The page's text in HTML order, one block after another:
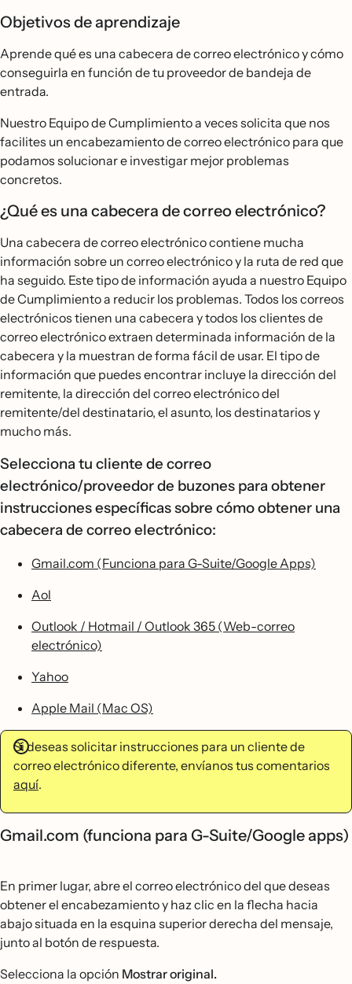
Objetivos de aprendizaje
Aprende qué es una cabecera de correo electrónico y cómo
conseguirla en función de tu proveedor de bandeja de
entrada.
Nuestro Equipo de Cumplimiento a veces solicita que nos
facilites un encabezamiento de correo electrónico para que
podamos solucionar e investigar mejor problemas
concretos.
¿Qué es una cabecera de correo electrónico?
Una cabecera de correo electrónico contiene mucha
información sobre un correo electrónico y la ruta de red que
ha seguido. Este tipo de información ayuda a nuestro Equipo
de Cumplimiento a reducir los problemas. Todos los correos
electrónicos tienen una cabecera y todos los clientes de
correo electrónico extraen determinada información de la
cabecera y la muestran de forma fácil de usar. El tipo de
información que puedes encontrar incluye la dirección del
remitente, la dirección del correo electrónico del
remitente/del destinatario, el asunto, los destinatarios y
mucho más.
Selecciona tu cliente de correo
electrónico/proveedor de buzones para obtener
instrucciones específicas sobre cómo obtener una
cabecera de correo electrónico:
Gmail.com (Funciona para G-Suite/Google Apps)
Aol
Outlook / Hotmail / Outlook 365 (Web-correo
electrónico)
Yahoo
Apple Mail (Mac OS)
Si deseas solicitar instrucciones para un cliente de
correo electrónico diferente, envíanos tus comentarios
aquí.
Gmail.com (funciona para G-Suite/Google apps)
En primer lugar, abre el correo electrónico del que deseas
obtener el encabezamiento y haz clic en la flecha hacia
abajo situada en la esquina superior derecha del mensaje,
junto al botón de respuesta.
Selecciona la opción Mostrar original.